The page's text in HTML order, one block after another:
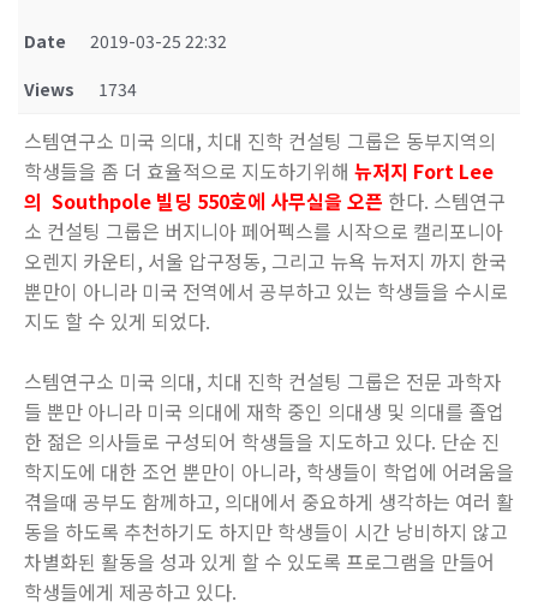
Date
2019-03-25 22:32
Views
1734
스템연구소 미국 의대, 치대 진학 컨설팅 그룹은 동부지역의
학생들을 좀 더 효율적으로 지도하기위해 뉴저지 Fort Lee
의 Southpole 빌딩 550호에 사무실을 오픈 한다. 스템연구
소 컨설팅 그룹은 버지니아 페어펙스를 시작으로 캘리포니아
오렌지 카운티, 서울 압구정동, 그리고 뉴욕 뉴저지 까지 한국
뿐만이 아니라 미국 전역에서 공부하고 있는 학생들을 수시로
지도 할 수 있게 되었다.
스템연구소 미국 의대, 치대 진학 컨설팅 그룹은 전문 과학자
들 뿐만 아니라 미국 의대에 재학 중인 의대생 및 의대를 졸업
한 젊은 의사들로 구성되어 학생들을 지도하고 있다. 단순 진
학지도에 대한 조언 뿐만이 아니라, 학생들이 학업에 어려움을
겪을때 공부도 함께하고, 의대에서 중요하게 생각하는 여러 활
동을 하도록 추천하기도 하지만 학생들이 시간 낭비하지 않고
차별화된 활동을 성과 있게 할 수 있도록 프로그램을 만들어
학생들에게 제공하고 있다.